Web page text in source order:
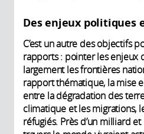
Des enjeux politiques
C’est un autre des objectifs
rapports : pointer les enjeux
largement les frontières
rapport thématique, la mise
entre la dégradation des
climatique et les migrations,
réfugiés. Près d’un milliard